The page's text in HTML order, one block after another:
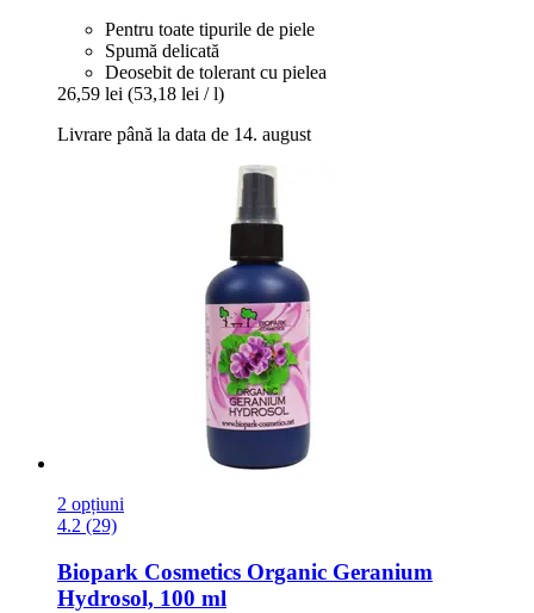
Pentru toate tipurile de piele
Spumă delicată
Deosebit de tolerant cu pielea
26,59 lei (53,18 lei / l)
Livrare până la data de 14. august
2 opțiuni
4.2 (29)
Biopark Cosmetics Organic Geranium
Hydrosol, 100 ml